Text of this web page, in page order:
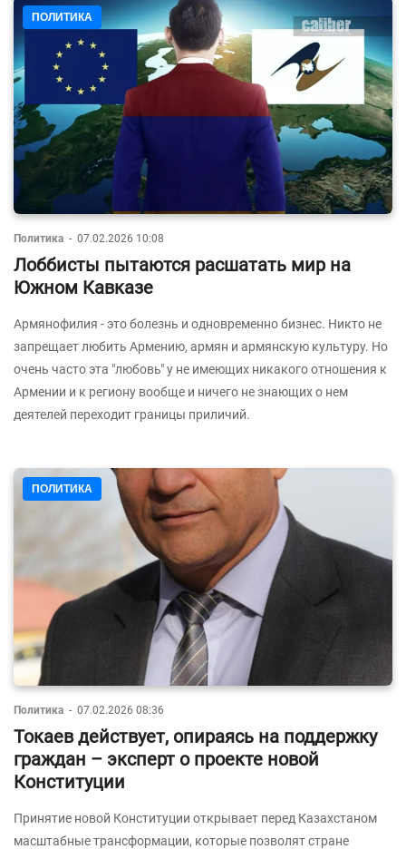
ПОЛИТИКА
Политика - 07.02.2026 10:08
Лоббисты пытаются расшатать мир на
Южном Кавказе
Армянофилия - это болезнь и одновременно бизнес. Никто не
запрещает любить Армению, армян и армянскую культуру. Но
очень часто эта "любовь" у не имеющих никакого отношения к
Армении и к региону вообще и ничего не знающих о нем
деятелей переходит границы приличий.
ПОЛИТИКА
Политика - 07.02.2026 08:36
Токаев действует, опираясь на поддержку
граждан – эксперт о проекте новой
Конституции
Принятие новой Конституции открывает перед Казахстаном
масштабные трансформации, которые позволят стране